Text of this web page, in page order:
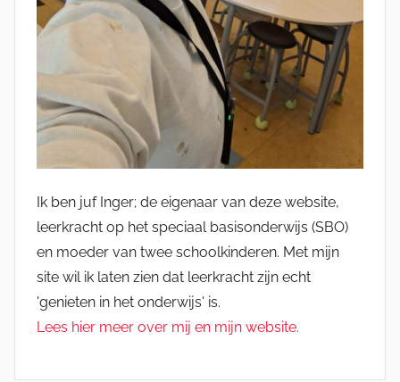
Ik ben juf Inger; de eigenaar van deze website,
leerkracht op het speciaal basisonderwijs (SBO)
en moeder van twee schoolkinderen. Met mijn
site wil ik laten zien dat leerkracht zijn echt
'genieten in het onderwijs' is.
Lees hier meer over mij en mijn website.